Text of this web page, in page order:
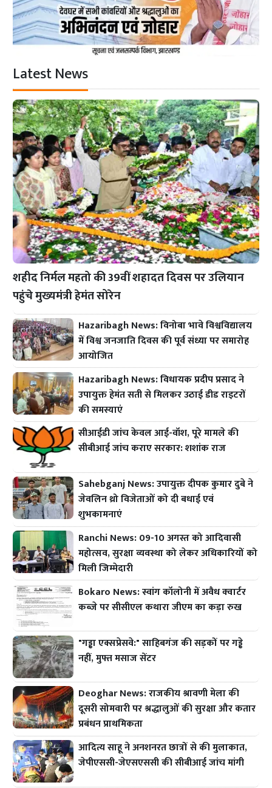
Latest News
शहीद निर्मल महतो की 39वीं शहादत दिवस पर उलियान
पहुंचे मुख्यमंत्री हेमंत सोरेन
Hazaribagh News: विनोबा भावे विश्वविद्यालय
में विश्व जनजाति दिवस की पूर्व संध्या पर समारोह
आयोजित
Hazaribagh News: विधायक प्रदीप प्रसाद ने
उपायुक्त हेमंत सती से मिलकर उठाई डीड राइटरों
की समस्याएं
सीआईडी जांच केवल आई-वॉश, पूरे मामले की
सीबीआई जांच कराए सरकार: शशांक राज
Sahebganj News: उपायुक्त दीपक कुमार दुबे ने
जेवलिन थ्रो विजेताओं को दी बधाई एवं
शुभकामनाएं
Ranchi News: 09-10 अगस्त को आदिवासी
महोत्सव, सुरक्षा व्यवस्था को लेकर अधिकारियों को
मिली जिम्मेदारी
Bokaro News: स्वांग कॉलोनी में अवैध क्वार्टर
कब्जे पर सीसीएल कथारा जीएम का कड़ा रुख
"गड्ढा एक्सप्रेसवे:" साहिबगंज की सड़कों पर गड्ढे
नहीं, मुफ्त मसाज सेंटर
Deoghar News: राजकीय श्रावणी मेला की
दूसरी सोमवारी पर श्रद्धालुओं की सुरक्षा और कतार
प्रबंधन प्राथमिकता
आदित्य साहू ने अनशनरत छात्रों से की मुलाकात,
जेपीएससी-जेएसएससी की सीबीआई जांच मांगी